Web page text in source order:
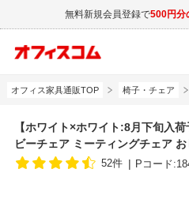
無料新規会員登録で500円分
オフィス家具通販TOP 椅子・チェア
【ホワイト×ホワイト:8月下旬入
ビーチェア ミーティングチェア
52件 Pコード